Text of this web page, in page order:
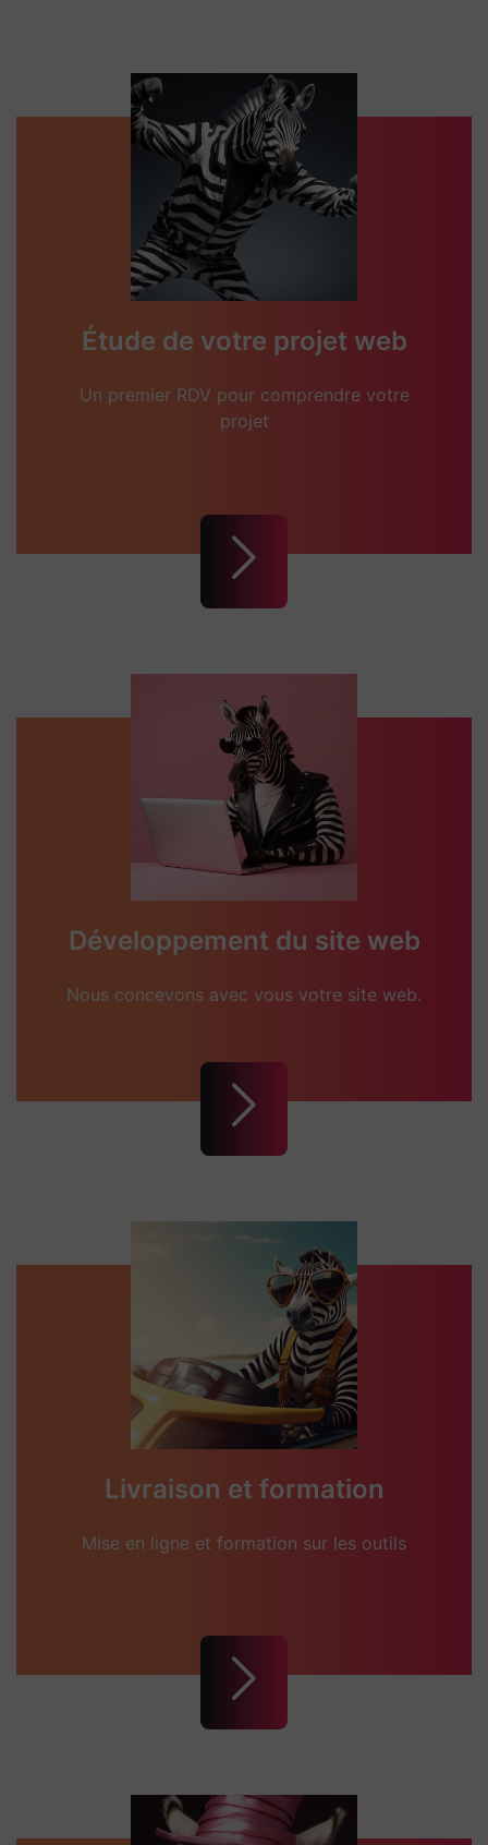
Étude de votre projet web
Un premier RDV pour comprendre votre
projet
Développement du site web
Nous concevons avec vous votre site web.
Livraison et formation
Mise en ligne et formation sur les outils